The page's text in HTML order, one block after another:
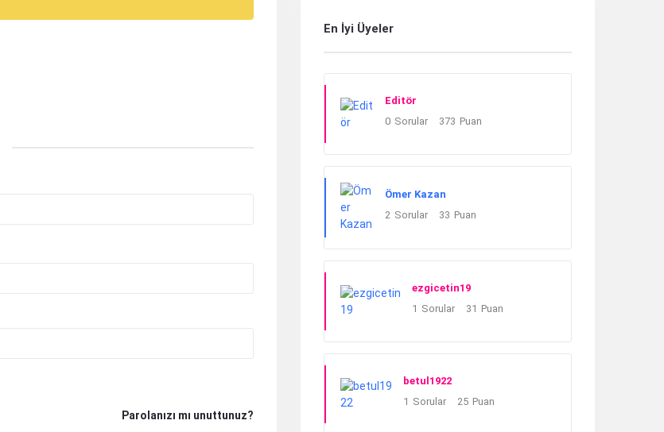
Parolanızı mı unuttunuz?
En İyi Üyeler
Editör
0 Sorular 373 Puan
Ömer Kazan
2 Sorular 33 Puan
ezgicetin19
1 Sorular 31 Puan
betul1922
1 Sorular 25 Puan